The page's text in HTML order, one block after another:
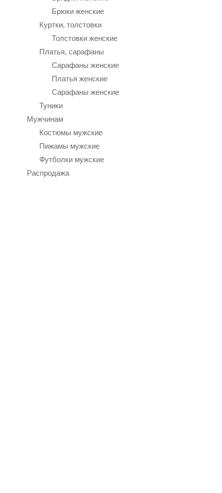
Брюки женские
Куртки, толстовки
Толстовки женские
Платья, сарафаны
Сарафаны женские
Платья женские
Сарафаны женские
Туники
Мужчинам
Костюмы мужские
Пижамы мужские
Футболки мужские
Распродажа